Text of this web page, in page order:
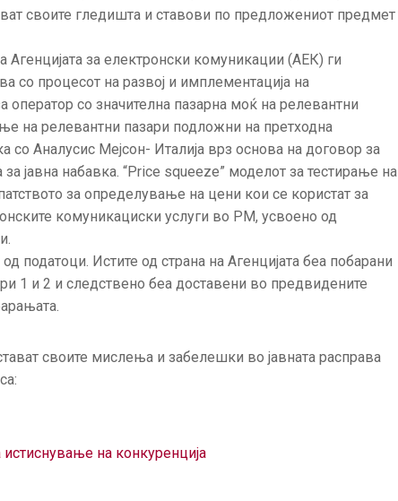
своите гледишта и ставови по предложениот предмет
за електронски комуникации (АЕК) ги
со процесот на развој и имплементација на
со значителна пазарна моќ на релевантни
на релевантни пазари подложни на претходна
со Аналусис Мејсон- Италија врз основа на договор за
јавна набавка. “Price squeeze” моделот за тестирање на
за определување на цени кои се користат за
комуникациски услуги во РМ, усвоено од
податоци. Истите од страна на Агенцијата беа побарани
1 и 2 и следствено беа доставени во предвидените
своите мислења и забелешки во јавната расправа
истиснување на конкуренција